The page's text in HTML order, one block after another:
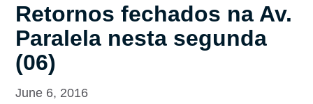
Retornos fechados na Av.
Paralela nesta segunda
(06)
June 6, 2016